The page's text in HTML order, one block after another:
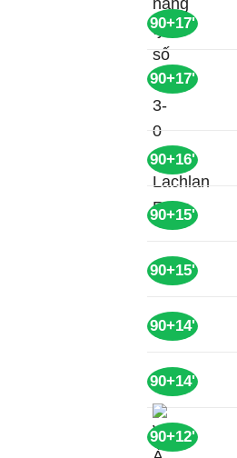
90+17'
90+17'
90+16'
90+15'
90+15'
90+14'
90+14'
90+12'